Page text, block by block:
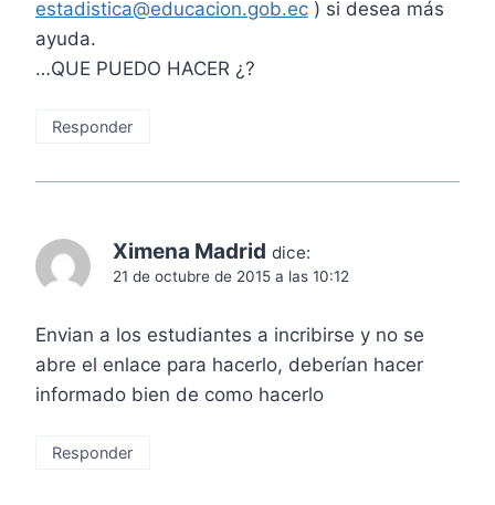
estadistica@educacion.gob.ec ) si desea más
ayuda.
…QUE PUEDO HACER ¿?
Responder
Ximena Madrid dice:
21 de octubre de 2015 a las 10:12
Envian a los estudiantes a incribirse y no se
abre el enlace para hacerlo, deberían hacer
informado bien de como hacerlo
Responder